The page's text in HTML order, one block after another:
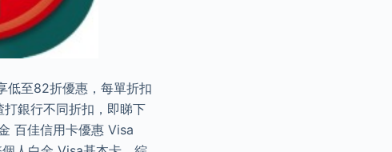
低至82折優惠，每單折扣
銀行不同折扣，即睇下
百佳信用卡優惠 Visa